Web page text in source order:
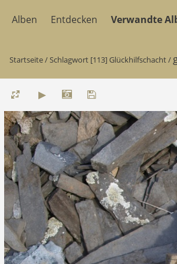
Alben Entdecken Verwandte
Startseite/Schlagwort [113] Glückhilfschacht/